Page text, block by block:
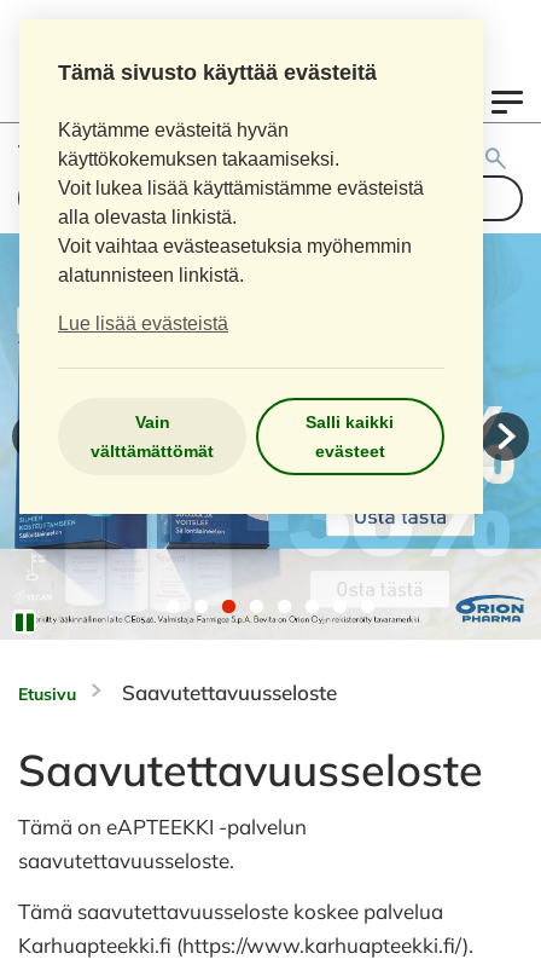
Tämä sivusto käyttää evästeitä
Käytämme evästeitä hyvän
käyttökokemuksen takaamiseksi.
Voit lukea lisää käyttämistämme evästeistä
alla olevasta linkistä.
Voit vaihtaa evästeasetuksia myöhemmin
alatunnisteen linkistä.
Lue lisää evästeistä
Vain
välttämättömät
Salli kaikki
evästeet
Tuotehaku:
Etusivu Saavutettavuusseloste
Saavutettavuusseloste
Tämä on eAPTEEKKI -palvelun
saavutettavuusseloste.
Tämä saavutettavuusseloste koskee palvelua
Karhuapteekki.fi (https://www.karhuapteekki.fi/).